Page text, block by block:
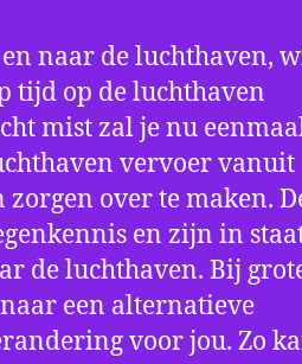
naar de luchthaven,
tijd op de luchthaven
mist zal je nu
vervoer vanuit
zorgen over te maken.
en zijn in
de luchthaven. Bij
een alternatieve
voor jou. Zo